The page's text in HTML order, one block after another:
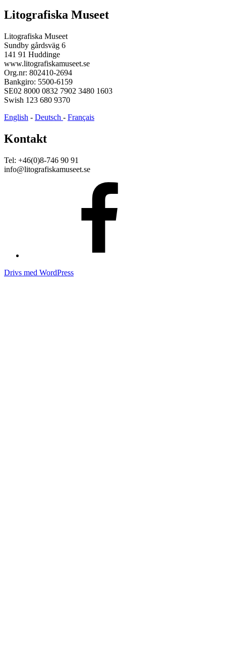
Litografiska Museet
Litografiska Museet
Sundby gårdsväg 6
141 91 Huddinge
www.litografiskamuseet.se
Org.nr: 802410-2694
Bankgiro: 5500-6159
SE02 8000 0832 7902 3480 1603
Swish 123 680 9370
English - Deutsch - Français
Kontakt
Tel: +46(0)8-746 90 91
info@litografiskamuseet.se
Drivs med WordPress